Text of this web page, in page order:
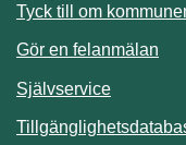
Tyck till om
Gör en felanmälan
SjälvserviceLänk till